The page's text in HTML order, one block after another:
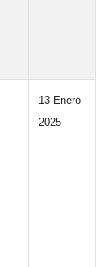
13 Enero
2025